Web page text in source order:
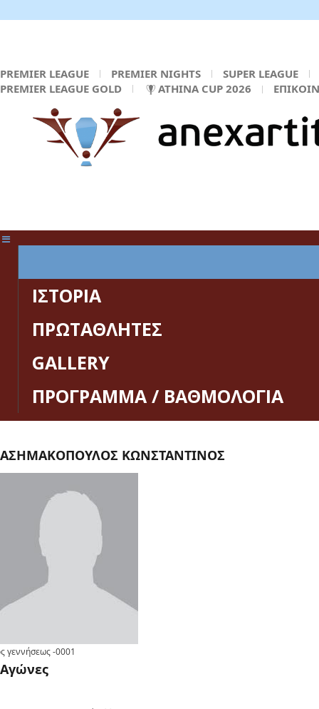
PREMIER LEAGUE PREMIER NIGHTS
SUPER LEAGUE
PREMIER LEAGUE GOLD
ATHINA CUP 2026
ΙΣΤΟΡΙΑ
ΠΡΩΤΑΘΛΗΤΕΣ
GALLERY
ΠΡΟΓΡΑΜΜΑ / ΒΑΘΜΟΛΟΓΙΑ
ΑΣΗΜΑΚΟΠΟΥΛΟΣ ΚΩΝΣΤΑΝΤΙΝΟΣ
γεννήσεως-0001
Αγώνες